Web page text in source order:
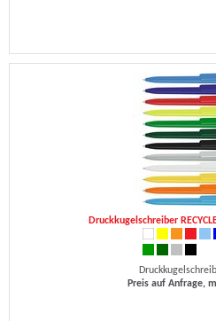
Druckkugelschreiber
Preis auf Anfrage,